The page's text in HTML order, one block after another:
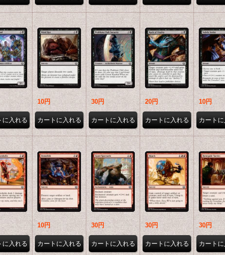
10円 30円 20円 10円
10円 30円 30円 30円